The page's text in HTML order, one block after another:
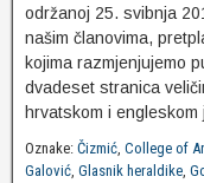
održanoj 25. svibnja
našim članovima,
kojima razmjenjujemo
dvadeset stranica
hrvatskom i
Oznake: Čizmić, College of
Galović, Glasnik heraldike,